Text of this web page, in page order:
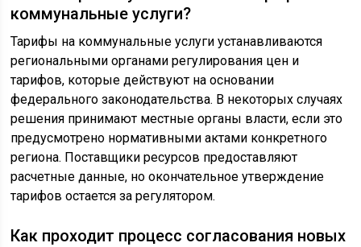
коммунальные услуги?
Тарифы на коммунальные услуги устанавливаются
региональными органами регулирования цен и
тарифов, которые действуют на основании
федерального законодательства. В некоторых случаях
решения принимают местные органы власти, если это
предусмотрено нормативными актами конкретного
региона. Поставщики ресурсов предоставляют
расчетные данные, но окончательное утверждение
тарифов остается за регулятором.
Как проходит процесс согласования новых